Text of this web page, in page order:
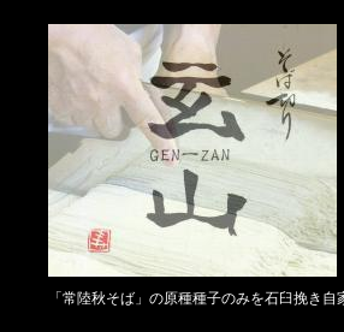
「常陸秋そば」の原種種子のみを石臼挽き